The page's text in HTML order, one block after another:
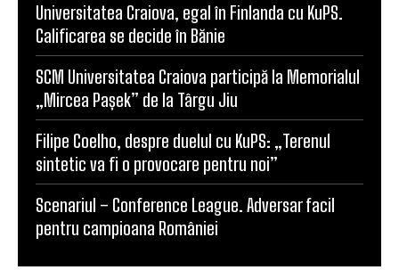
Universitatea Craiova, egal în Finlanda cu KuPS.
Calificarea se decide în Bănie
SCM Universitatea Craiova participă la Memorialul
„Mircea Pașek” de la Târgu Jiu
Filipe Coelho, despre duelul cu KuPS: „Terenul
sintetic va fi o provocare pentru noi”
Scenariul – Conference League. Adversar facil
pentru campioana României